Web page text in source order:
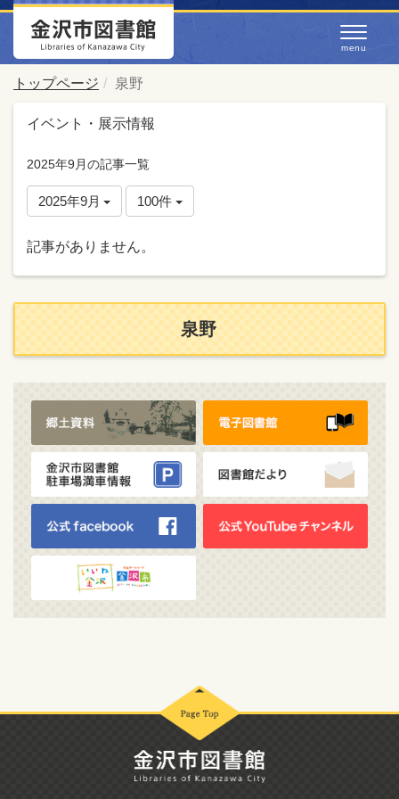
トップページ 泉野
イベント・展示情報
2025年9月の記事一覧
2025年9月 100件
記事がありません。
泉野